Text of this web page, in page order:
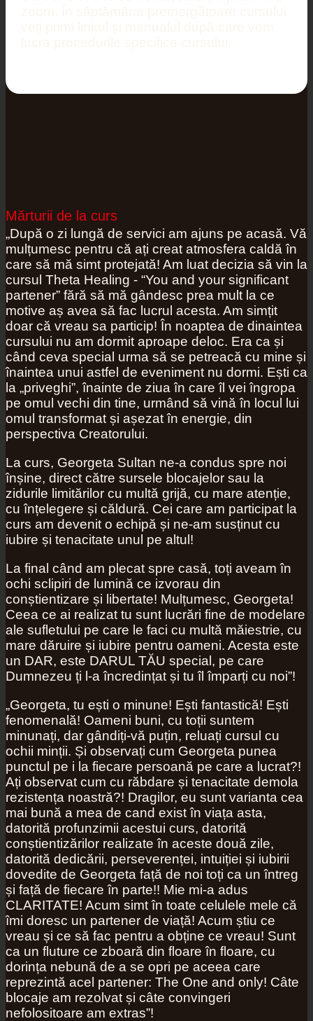
Mărturii de la curs
„După o zi lungă de servici am ajuns pe acasă. Vă
mulțumesc pentru că ați creat atmosfera caldă în
care să mă simt protejată! Am luat decizia să vin la
cursul Theta Healing - “You and your significant
partener” fără să mă gândesc prea mult la ce
motive aș avea să fac lucrul acesta. Am simțit
doar că vreau sa particip! În noaptea de dinaintea
cursului nu am dormit aproape deloc. Era ca și
când ceva special urma să se petreacă cu mine și
înaintea unui astfel de eveniment nu dormi. Ești ca
la „priveghi”, înainte de ziua în care îl vei îngropa
pe omul vechi din tine, urmând să vină în locul lui
omul transformat și așezat în energie, din
perspectiva Creatorului.
La curs, Georgeta Sultan ne-a condus spre noi
înșine, direct către sursele blocajelor sau la
zidurile limitărilor cu multă grijă, cu mare atenție,
cu înțelegere și căldură. Cei care am participat la
curs am devenit o echipă și ne-am susținut cu
iubire și tenacitate unul pe altul!
La final când am plecat spre casă, toți aveam în
ochi sclipiri de lumină ce izvorau din
conștientizare și libertate! Mulțumesc, Georgeta!
Ceea ce ai realizat tu sunt lucrări fine de modelare
ale sufletului pe care le faci cu multă măiestrie, cu
mare dăruire și iubire pentru oameni. Acesta este
un DAR, este DARUL TĂU special, pe care
Dumnezeu ți l-a încredințat și tu îl împarți cu noi”!
„Georgeta, tu ești o minune! Ești fantastică! Ești
fenomenală! Oameni buni, cu toții suntem
minunați, dar gândiți-vă puțin, reluați cursul cu
ochii minții. Și observați cum Georgeta punea
punctul pe i la fiecare persoană pe care a lucrat?!
Ați observat cum cu răbdare și tenacitate demola
rezistența noastră?! Dragilor, eu sunt varianta cea
mai bună a mea de cand exist în viața asta,
datorită profunzimii acestui curs, datorită
conștientizărilor realizate în aceste două zile,
datorită dedicării, perseverenței, intuiției și iubirii
dovedite de Georgeta față de noi toți ca un întreg
și față de fiecare în parte!! Mie mi-a adus
CLARITATE! Acum simt în toate celulele mele că
îmi doresc un partener de viață! Acum știu ce
vreau și ce să fac pentru a obține ce vreau! Sunt
ca un fluture ce zboară din floare în floare, cu
dorința nebună de a se opri pe aceea care
reprezintă acel partener: The One and only! Câte
blocaje am rezolvat și câte convingeri
nefolositoare am extras”!